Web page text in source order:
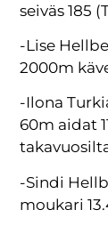
seiväs 185
-Lise
2000m
-Ilona
60m aidat
-Sindi
moukari